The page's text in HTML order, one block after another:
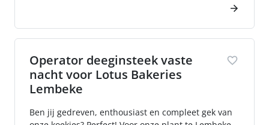
Operator deeginsteek vaste
nacht voor Lotus Bakeries
Lembeke
Ben jij gedreven, enthousiast en compleet gek van